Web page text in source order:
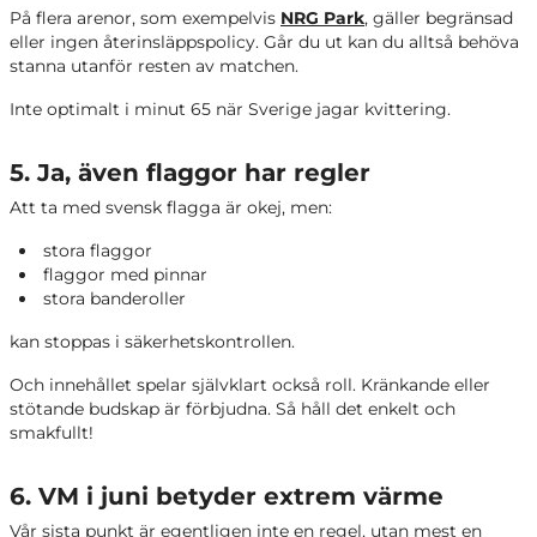
På flera arenor, som exempelvis NRG Park, gäller begränsad
eller ingen återinsläppspolicy. Går du ut kan du alltså behöva
stanna utanför resten av matchen.
Inte optimalt i minut 65 när Sverige jagar kvittering.
5. Ja, även flaggor har regler
Att ta med svensk flagga är okej, men:
stora flaggor
flaggor med pinnar
stora banderoller
kan stoppas i säkerhetskontrollen.
Och innehållet spelar självklart också roll. Kränkande eller
stötande budskap är förbjudna. Så håll det enkelt och
smakfullt!
6. VM i juni betyder extrem värme
Vår sista punkt är egentligen inte en regel, utan mest en